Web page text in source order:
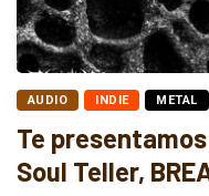
AUDIO INDIE METAL
Te
Soul Teller,